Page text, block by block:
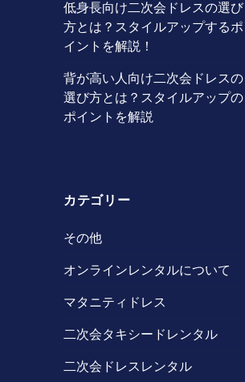
低身長向け二次会ドレスの選び
方とは？スタイルアップするポ
イントを解説！
背が高い人向け二次会ドレスの
選び方とは？スタイルアップの
ポイントを解説
カテゴリー
その他
オンラインレンタルについて
マタニティドレス
二次会タキシードレンタル
二次会ドレスレンタル